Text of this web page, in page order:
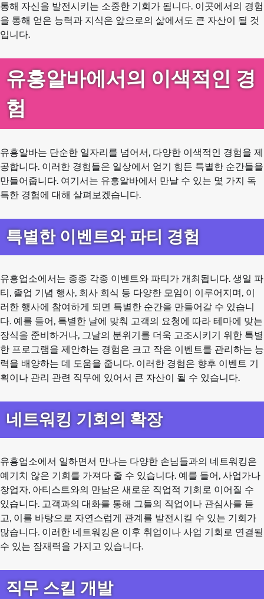
통해 자신을 발전시키는 소중한 기회가 됩니다. 이곳에서의 경험
을 통해 얻은 능력과 지식은 앞으로의 삶에서도 큰 자산이 될 것
입니다.
유흥알바에서의 이색적인 경
험
유흥알바는 단순한 일자리를 넘어서, 다양한 이색적인 경험을 제
공합니다. 이러한 경험들은 일상에서 얻기 힘든 특별한 순간들을
만들어줍니다. 여기서는 유흥알바에서 만날 수 있는 몇 가지 독
특한 경험에 대해 살펴보겠습니다.
특별한 이벤트와 파티 경험
유흥업소에서는 종종 각종 이벤트와 파티가 개최됩니다. 생일 파
티, 졸업 기념 행사, 회사 회식 등 다양한 모임이 이루어지며, 이
러한 행사에 참여하게 되면 특별한 순간을 만들어갈 수 있습니
다. 예를 들어, 특별한 날에 맞춰 고객의 요청에 따라 테마에 맞는
장식을 준비하거나, 그날의 분위기를 더욱 고조시키기 위한 특별
한 프로그램을 제안하는 경험은 크고 작은 이벤트를 관리하는 능
력을 배양하는 데 도움을 줍니다. 이러한 경험은 향후 이벤트 기
획이나 관리 관련 직무에 있어서 큰 자산이 될 수 있습니다.
네트워킹 기회의 확장
유흥업소에서 일하면서 만나는 다양한 손님들과의 네트워킹은
예기치 않은 기회를 가져다 줄 수 있습니다. 예를 들어, 사업가나
창업자, 아티스트와의 만남은 새로운 직업적 기회로 이어질 수
있습니다. 고객과의 대화를 통해 그들의 직업이나 관심사를 듣
고, 이를 바탕으로 자연스럽게 관계를 발전시킬 수 있는 기회가
많습니다. 이러한 네트워킹은 이후 취업이나 사업 기회로 연결될
수 있는 잠재력을 가지고 있습니다.
직무 스킬 개발